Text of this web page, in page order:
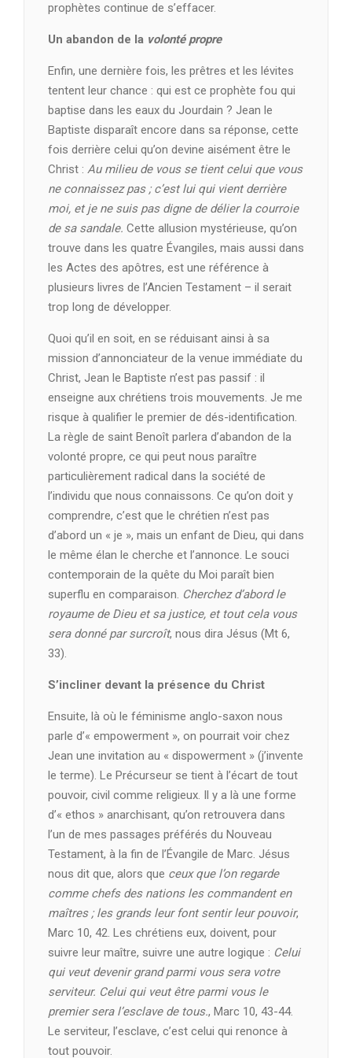
prophètes continue de s’effacer.
Un abandon de la volonté propre
Enfin, une dernière fois, les prêtres et les lévites
tentent leur chance : qui est ce prophète fou qui
baptise dans les eaux du Jourdain ? Jean le
Baptiste disparaît encore dans sa réponse, cette
fois derrière celui qu’on devine aisément être le
Christ : Au milieu de vous se tient celui que vous
ne connaissez pas ; c’est lui qui vient derrière
moi, et je ne suis pas digne de délier la courroie
de sa sandale. Cette allusion mystérieuse, qu’on
trouve dans les quatre Évangiles, mais aussi dans
les Actes des apôtres, est une référence à
plusieurs livres de l’Ancien Testament – il serait
trop long de développer.
Quoi qu’il en soit, en se réduisant ainsi à sa
mission d’annonciateur de la venue immédiate du
Christ, Jean le Baptiste n’est pas passif : il
enseigne aux chrétiens trois mouvements. Je me
risque à qualifier le premier de dés-identification.
La règle de saint Benoît parlera d’abandon de la
volonté propre, ce qui peut nous paraître
particulièrement radical dans la société de
l’individu que nous connaissons. Ce qu’on doit y
comprendre, c’est que le chrétien n’est pas
d’abord un « je », mais un enfant de Dieu, qui dans
le même élan le cherche et l’annonce. Le souci
contemporain de la quête du Moi paraît bien
superflu en comparaison. Cherchez d’abord le
royaume de Dieu et sa justice, et tout cela vous
sera donné par surcroît, nous dira Jésus (Mt 6,
33).
S’incliner devant la présence du Christ
Ensuite, là où le féminisme anglo-saxon nous
parle d’« empowerment », on pourrait voir chez
Jean une invitation au « dispowerment » (j’invente
le terme). Le Précurseur se tient à l’écart de tout
pouvoir, civil comme religieux. Il y a là une forme
d’« ethos » anarchisant, qu’on retrouvera dans
l’un de mes passages préférés du Nouveau
Testament, à la fin de l’Évangile de Marc. Jésus
nous dit que, alors que ceux que l’on regarde
comme chefs des nations les commandent en
maîtres ; les grands leur font sentir leur pouvoir,
Marc 10, 42. Les chrétiens eux, doivent, pour
suivre leur maître, suivre une autre logique : Celui
qui veut devenir grand parmi vous sera votre
serviteur. Celui qui veut être parmi vous le
premier sera l’esclave de tous., Marc 10, 43-44.
Le serviteur, l’esclave, c’est celui qui renonce à
tout pouvoir.